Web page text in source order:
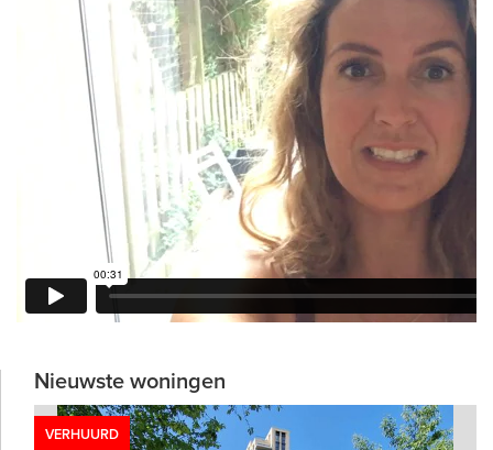
Nieuwste woningen
VERHUURD